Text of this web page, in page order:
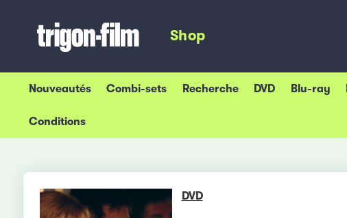
Shop
Nouveautés Combi-sets Recherche DVD Blu-ray
Conditions
DVD